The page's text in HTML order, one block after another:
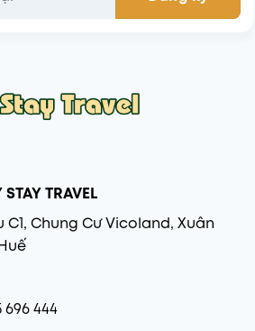
TRAVEL
C1, Chung Cư Vicoland, Xuân
696 444